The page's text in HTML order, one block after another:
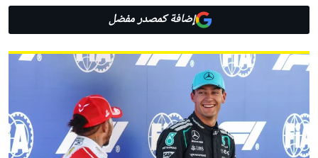
إضافة كمصدر مفضل